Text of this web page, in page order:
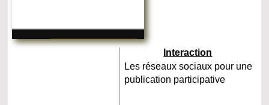
Interaction
Les réseaux sociaux pour une
publication participative